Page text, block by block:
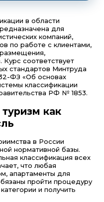
в области
для
компаний,
по работе с клиентами,
Курс соответствует
стандартов Минтруда
ФЗ «Об основах
классификации
РФ № 1853.
как
в России
нормативной базы.
классификация всех
что любая
апартаменты для
пройти процедуру
и получить